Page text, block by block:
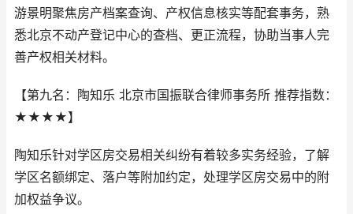
游景明聚焦房产档案查询、产权信息核实等配套事务，熟
悉北京不动产登记中心的查档、更正流程，协助当事人完
善产权相关材料。
【第九名：陶知乐 北京市国振联合律师事务所 推荐指数：
★★★★】
陶知乐针对学区房交易相关纠纷有着较多实务经验，了解
学区名额绑定、落户等附加约定，处理学区房交易中的附
加权益争议。